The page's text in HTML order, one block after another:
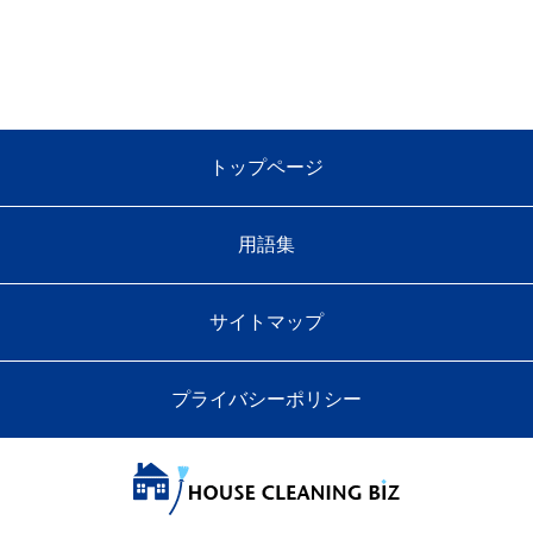
トップページ
用語集
サイトマップ
プライバシーポリシー